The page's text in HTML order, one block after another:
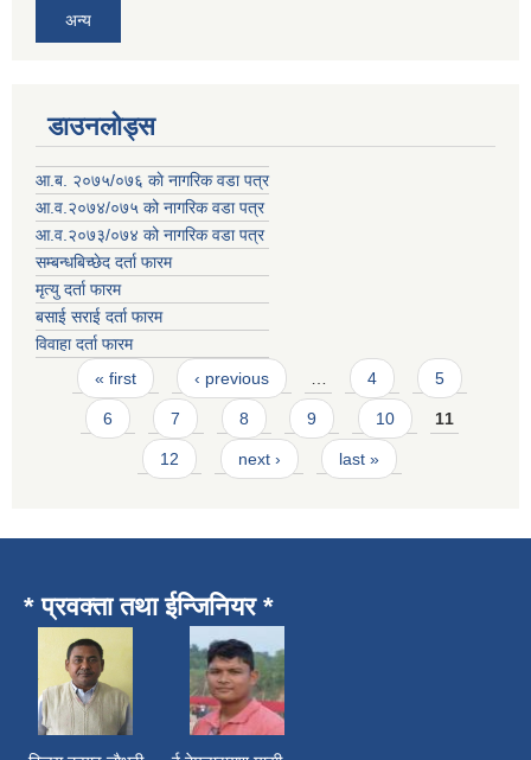
अन्य
डाउनलोड्स
आ.ब. २०७५/०७६ काे नागरिक वडा पत्र
आ.व.२०७४/०७५ को नागरिक वडा पत्र
आ.व.२०७३/०७४ को नागरिक वडा पत्र
सम्बन्धबिच्छेद दर्ता फारम
मृत्यु दर्ता फारम
बसाई सराई दर्ता फारम
विवाहा दर्ता फारम
Pages
« first ‹ previous 4 5
6 7 8 9 10 11
12 next › last »
* प्रवक्ता तथा ईन्जिनियर *